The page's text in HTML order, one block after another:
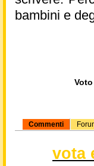
bambini e
Commenti
vota